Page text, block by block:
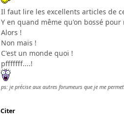
Il faut lire les excellents articles de
Y en quand même qu'on bossé pour
Alors !
Non mais !
C'est un monde quoi !
pfffffff....!
ps: je précise aux autres forumeurs que je me
Citer